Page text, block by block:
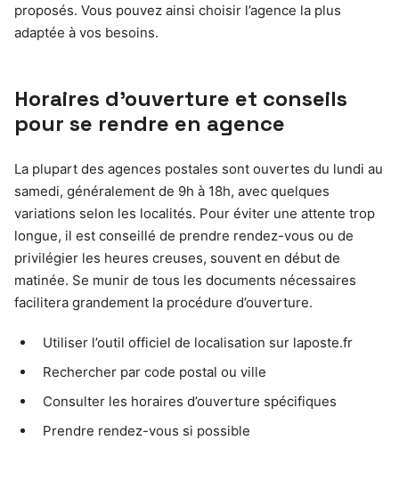
proposés. Vous pouvez ainsi choisir l’agence la plus
adaptée à vos besoins.
Horaires d’ouverture et conseils
pour se rendre en agence
La plupart des agences postales sont ouvertes du lundi au
samedi, généralement de 9h à 18h, avec quelques
variations selon les localités. Pour éviter une attente trop
longue, il est conseillé de prendre rendez-vous ou de
privilégier les heures creuses, souvent en début de
matinée. Se munir de tous les documents nécessaires
facilitera grandement la procédure d’ouverture.
Utiliser l’outil officiel de localisation sur laposte.fr
Rechercher par code postal ou ville
Consulter les horaires d’ouverture spécifiques
Prendre rendez-vous si possible